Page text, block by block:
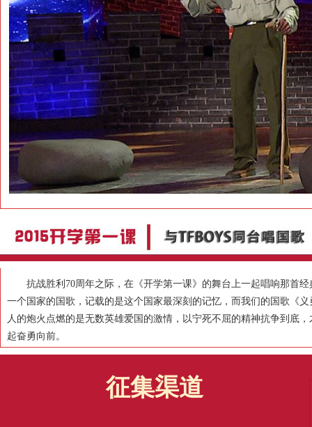
抗战胜利70周年之际，在《开学第一课》的舞台上一起唱响那首经
一个国家的国歌，记载的是这个国家最深刻的记忆，而我们的国歌《
人的炮火点燃的是无数英雄爱国的激情，以宁死不屈的精神抗争到底
起奋勇向前。
征集渠道